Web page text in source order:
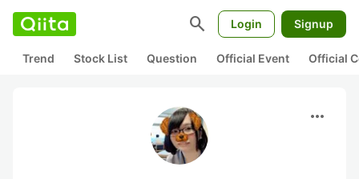
search Login Signup
Trend Stock List Question Official Event Official
more_horiz